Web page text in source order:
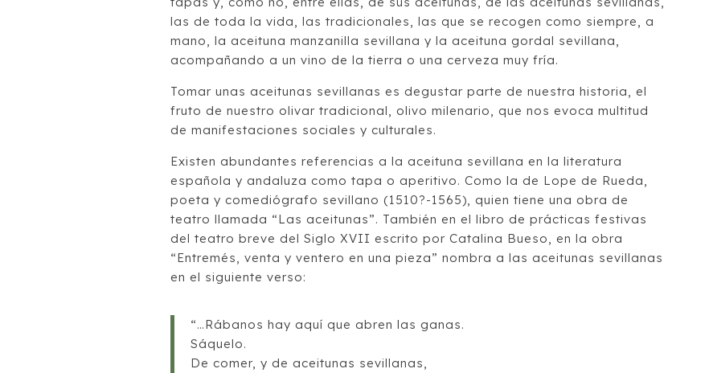
las de toda la vida, las tradicionales, las que se recogen como siempre, a
mano, la aceituna manzanilla sevillana y la aceituna gordal sevillana,
acompañando a un vino de la tierra o una cerveza muy fría.
Tomar unas aceitunas sevillanas es degustar parte de nuestra historia, el
fruto de nuestro olivar tradicional, olivo milenario, que nos evoca multitud
de manifestaciones sociales y culturales.
Existen abundantes referencias a la aceituna sevillana en la literatura
española y andaluza como tapa o aperitivo. Como la de Lope de Rueda,
poeta y comediógrafo sevillano (1510?-1565), quien tiene una obra de
teatro llamada “Las aceitunas”. También en el libro de prácticas festivas
del teatro breve del Siglo XVII escrito por Catalina Bueso, en la obra
“Entremés, venta y ventero en una pieza” nombra a las aceitunas sevillanas
en el siguiente verso:
“…Rábanos hay aquí que abren las ganas.
Sáquelo.
De comer, y de aceitunas sevillanas,